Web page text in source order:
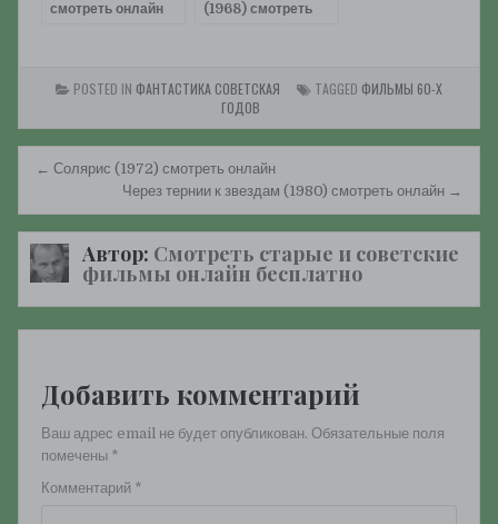
смотреть онлайн
(1968) смотреть
POSTED IN ФАНТАСТИКА СОВЕТСКАЯ TAGGED ФИЛЬМЫ 60-Х
ГОДОВ
Навигация
записям
← Солярис (1972) смотреть онлайн
Через тернии к звездам (1980) смотреть онлайн →
Автор: Смотреть старые и советские
фильмы онлайн бесплатно
Добавить комментарий
Ваш адрес email не будет опубликован. Обязательные поля
помечены *
Комментарий *